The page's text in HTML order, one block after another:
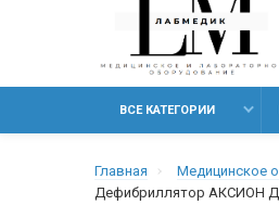
ВСЕ КАТЕГОРИИ
Главная Медицинское
Дефибриллятор АКСИОН